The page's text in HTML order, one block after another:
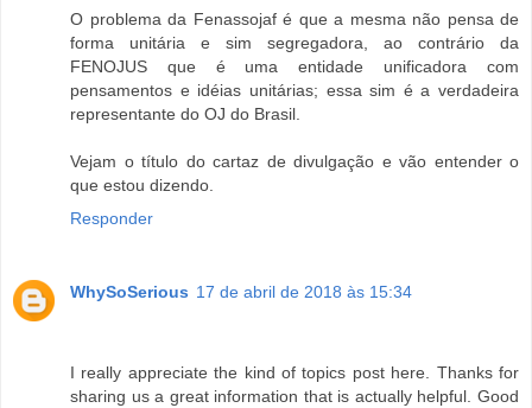
O problema da Fenassojaf é que a mesma não pensa de
forma unitária e sim segregadora, ao contrário da
FENOJUS que é uma entidade unificadora com
pensamentos e idéias unitárias; essa sim é a verdadeira
representante do OJ do Brasil.
Vejam o título do cartaz de divulgação e vão entender o
que estou dizendo.
Responder
WhySoSerious 17 de abril de 2018 às 15:34
I really appreciate the kind of topics post here. Thanks for
sharing us a great information that is actually helpful. Good